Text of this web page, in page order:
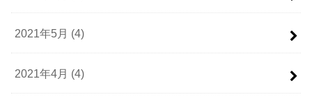
2021年5月 (4)
2021年4月 (4)